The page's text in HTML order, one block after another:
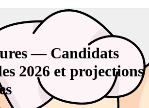
— Candidats
2026 et projections